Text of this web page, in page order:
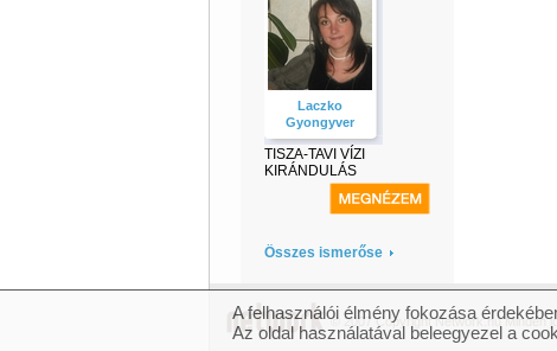
Laczko
Gyongyver
TISZA-TAVI VÍZI
KIRÁNDULÁS
Összes ismerőse
© 2007 Copyright Network.hu Minden
A felhasználói élmény fokozása
Az oldal használatával beleegyezel a